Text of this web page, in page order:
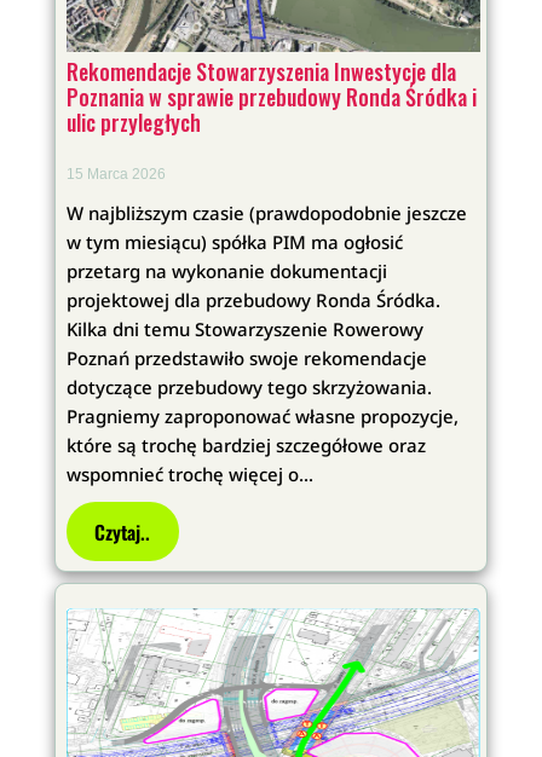
Rekomendacje Stowarzyszenia Inwestycje dla
Poznania w sprawie przebudowy Ronda Śródka i
ulic przyległych
15 Marca 2026
W najbliższym czasie (prawdopodobnie jeszcze
w tym miesiącu) spółka PIM ma ogłosić
przetarg na wykonanie dokumentacji
projektowej dla przebudowy Ronda Śródka.
Kilka dni temu Stowarzyszenie Rowerowy
Poznań przedstawiło swoje rekomendacje
dotyczące przebudowy tego skrzyżowania.
Pragniemy zaproponować własne propozycje,
które są trochę bardziej szczegółowe oraz
wspomnieć trochę więcej o...
Czytaj..